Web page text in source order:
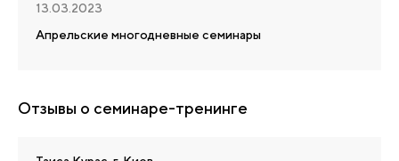
13.03.2023
Апрельские многодневные семинары
Отзывы о семинаре-тренинге